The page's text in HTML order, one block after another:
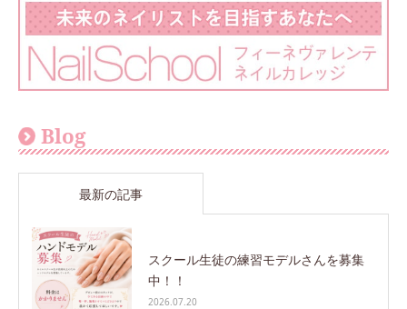
Blog
最新の記事
スクール生徒の練習モデルさんを募集
中！！
2026.07.20